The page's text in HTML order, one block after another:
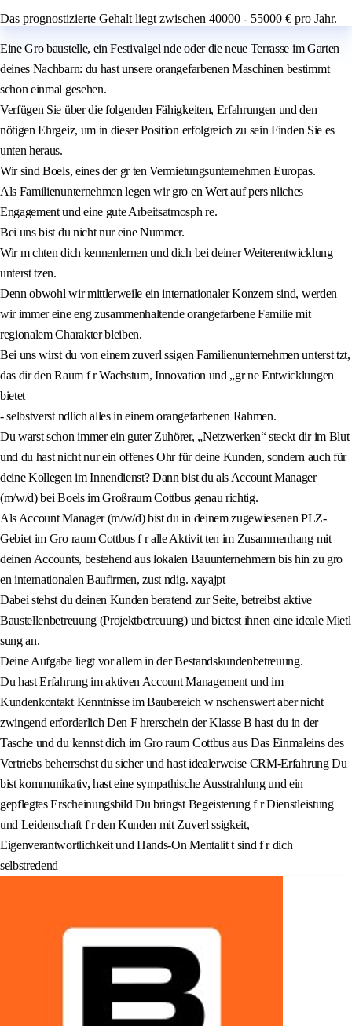
Das prognostizierte Gehalt liegt zwischen 40000 - 55000 € pro Jahr.
Eine Gro baustelle, ein Festivalgel nde oder die neue Terrasse im Garten
deines Nachbarn: du hast unsere orangefarbenen Maschinen bestimmt
schon einmal gesehen.
Verfügen Sie über die folgenden Fähigkeiten, Erfahrungen und den
nötigen Ehrgeiz, um in dieser Position erfolgreich zu sein Finden Sie es
unten heraus.
Wir sind Boels, eines der gr ten Vermietungsunternehmen Europas.
Als Familienunternehmen legen wir gro en Wert auf pers nliches
Engagement und eine gute Arbeitsatmosph re.
Bei uns bist du nicht nur eine Nummer.
Wir m chten dich kennenlernen und dich bei deiner Weiterentwicklung
unterst tzen.
Denn obwohl wir mittlerweile ein internationaler Konzern sind, werden
wir immer eine eng zusammenhaltende orangefarbene Familie mit
regionalem Charakter bleiben.
Bei uns wirst du von einem zuverl ssigen Familienunternehmen unterst tzt,
das dir den Raum f r Wachstum, Innovation und „gr ne Entwicklungen
bietet
- selbstverst ndlich alles in einem orangefarbenen Rahmen.
Du warst schon immer ein guter Zuhörer, „Netzwerken“ steckt dir im Blut
und du hast nicht nur ein offenes Ohr für deine Kunden, sondern auch für
deine Kollegen im Innendienst? Dann bist du als Account Manager
(m/w/d) bei Boels im Großraum Cottbus genau richtig.
Als Account Manager (m/w/d) bist du in deinem zugewiesenen PLZ-
Gebiet im Gro raum Cottbus f r alle Aktivit ten im Zusammenhang mit
deinen Accounts, bestehend aus lokalen Bauunternehmern bis hin zu gro
en internationalen Baufirmen, zust ndig. xayajpt
Dabei stehst du deinen Kunden beratend zur Seite, betreibst aktive
Baustellenbetreuung (Projektbetreuung) und bietest ihnen eine ideale Mietl
sung an.
Deine Aufgabe liegt vor allem in der Bestandskundenbetreuung.
Du hast Erfahrung im aktiven Account Management und im
Kundenkontakt Kenntnisse im Baubereich w nschenswert aber nicht
zwingend erforderlich Den F hrerschein der Klasse B hast du in der
Tasche und du kennst dich im Gro raum Cottbus aus Das Einmaleins des
Vertriebs beherrschst du sicher und hast idealerweise CRM-Erfahrung Du
bist kommunikativ, hast eine sympathische Ausstrahlung und ein
gepflegtes Erscheinungsbild Du bringst Begeisterung f r Dienstleistung
und Leidenschaft f r den Kunden mit Zuverl ssigkeit,
Eigenverantwortlichkeit und Hands-On Mentalit t sind f r dich
selbstredend